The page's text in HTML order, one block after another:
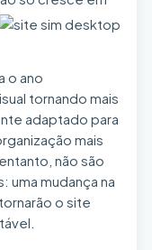
o ano
tornando mais
adaptado para
mais
não são
uma mudança na
o site